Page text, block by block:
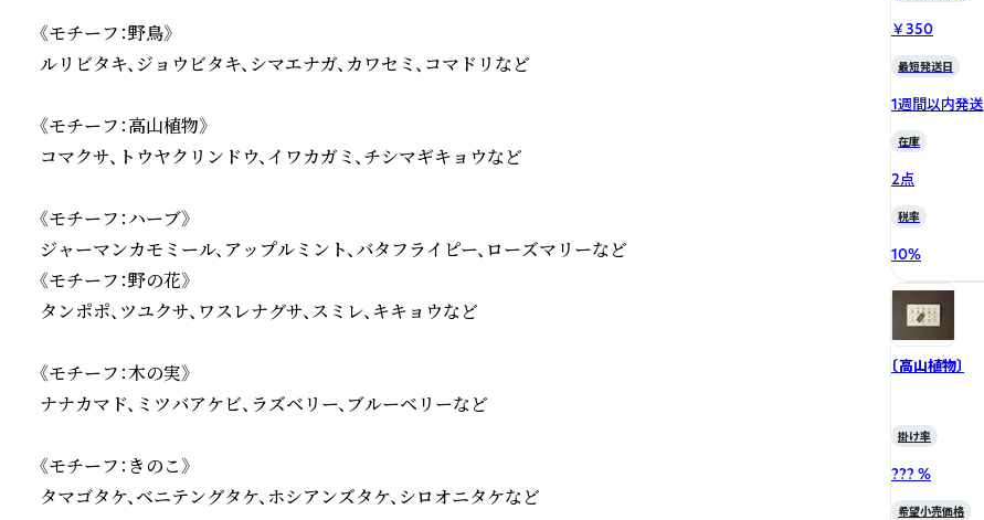
《モチーフ：野鳥》
ルリビタキ、ジョウビタキ、シマエナガ、カワセミ、コマドリなど
《モチーフ：高山植物》
コマクサ、トウヤクリンドウ、イワカガミ、チシマギキョウなど
《モチーフ：ハーブ》
ジャーマンカモミール、アップルミント、バタフライピー、ローズマリーなど
《モチーフ：野の花》
タンポポ、ツユクサ、ワスレナグサ、スミレ、キキョウなど
《モチーフ：木の実》
ナナカマド、ミツバアケビ、ラズベリー、ブルーベリーなど
《モチーフ：きのこ》
タマゴタケ、ベニテングタケ、ホシアンズタケ、シロオニタケなど
￥350
最短発送日
1週間以内発送
在庫
2点
税率
10%
〔高山植物〕
掛け率
??? %
希望小売価格